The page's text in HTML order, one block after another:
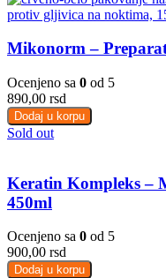
Mikonorm –
Ocenjeno sa 0 od 5
890,00 rsd
Dodaj u korpu
Sold out
Keratin Kompleks –
450ml
Ocenjeno sa 0 od 5
900,00 rsd
Dodaj u korpu